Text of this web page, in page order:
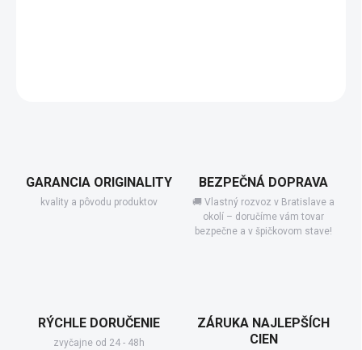
GARANCIA ORIGINALITY
kvality a pôvodu produktov
BEZPEČNÁ DOPRAVA
🚚 Vlastný rozvoz v Bratislave a
okolí – doručíme vám tovar
bezpečne a v špičkovom stave!
RÝCHLE DORUČENIE
zvyčajne od 24 - 48h
ZÁRUKA NAJLEPŠÍCH
CIEN